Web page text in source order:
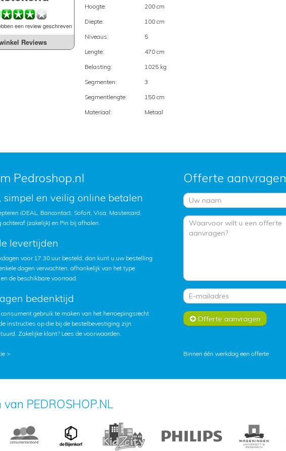
een review geschreven
Reviews
Hoogte:
200 cm
Diepte:
100 cm
Niveaus:
5
Lengte:
470 cm
Belasting:
1025 kg
Segmenten:
3
Segmentlengte:
150 cm
Materiaal:
Metaal
Pedroshop.nl
simpel en veilig online betalen
iDEAL, Bancontact, Sofort, Visa, Mastercard,
achteraf (zakelijk) en Pin bij afhalen.
levertijden
voor 17.30 uur besteld, dan kunt u uw bestelling
dagen verwachten, afhankelijk van het type
de beschikbare voorraad.
bedenktijd
gebruik te maken van het herroepingsrecht
instructies op die bij de bestelbevestiging zijn
Zakelijke klant? Lees de voorwaarden.
Offerte aanvragen
Offerte aanvragen
> Binnen één werkdag een offerte
van PEDROSHOP.NL